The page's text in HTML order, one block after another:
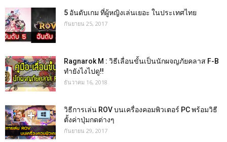
5 อันดับเกม ที่ผู้หญิงเล่นเยอะ ในประเทศไทย
กันยายน 25, 2017
Ragnarok M : วิธีเลื่อนขั้นเป็นนักผจญภัยคลาส F-B
ทำยังไงไปดู!!
ธันวาคม 16, 2018
วิธีการเล่น ROV บนเครื่องคอมพิวเตอร์ PC พร้อมวิธี
ตั้งค่าปุ่มกดต่างๆ
กันยายน 29, 2017